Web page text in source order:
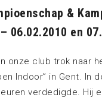
&
06.02.2010 en
onze club trok naar
Indoor” in Gent. In
verdedigde. Hij